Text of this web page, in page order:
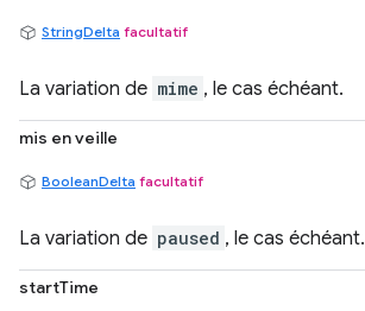
StringDelta facultatif
La variation de mime , le cas échéant.
mis en veille
BooleanDelta facultatif
La variation de paused , le cas échéant.
startTime